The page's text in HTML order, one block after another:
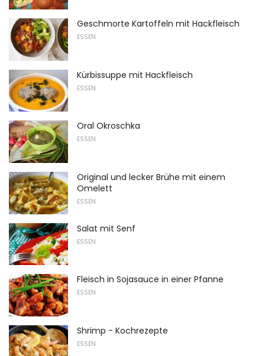
Geschmorte Kartoffeln mit Hackfleisch
ESSEN
Kürbissuppe mit Hackfleisch
ESSEN
Oral Okroschka
ESSEN
Original und lecker Brühe mit einem
Omelett
ESSEN
Salat mit Senf
ESSEN
Fleisch in Sojasauce in einer Pfanne
ESSEN
Shrimp - Kochrezepte
ESSEN